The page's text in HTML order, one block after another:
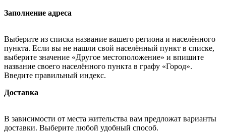
Заполнение адреса
Выберите из списка название вашего региона и населённого
пункта. Если вы не нашли свой населённый пункт в списке,
выберите значение «Другое местоположение» и впишите
название своего населённого пункта в графу «Город».
Введите правильный индекс.
Доставка
В зависимости от места жительства вам предложат варианты
доставки. Выберите любой удобный способ.